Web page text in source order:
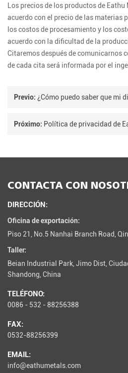
Los precios de los productos de
acuerdo con el precio de las materias
los costos de procesamiento y los
acuerdo con la dificultad de la
Citaremos después de comunicarnos
de cada cita será informada por el
Previo: ¿Cómo puedo saber que mi
Próximo: Política de privacidad de
CONTACTA CON
DIRECCIÓN:
Oficina de exportación:
Piso 21, No.5 Nanhai Branch Road,
Taller:
Beian Industrial Park, Jimo Dist,
Shandong, China
TELÉFONO:
0086 - 532 - 88256388
FAX:
0532-88256399
EMAIL:
info@eathumetals.com